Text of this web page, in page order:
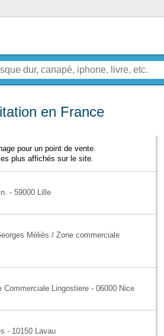
en France
pour un point de vente.
plus affichés sur le site.
- 59000 Lille
Méliès / Zone commerciale
Lingostiere - 06000 Nice
- 10150 Lavau